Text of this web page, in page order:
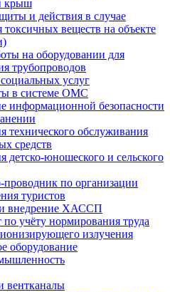
крыш
и действия в случае
веществ на объекте
на оборудовании для
трубопроводов
услуг
в системе ОМС
информационной безопасности
технического обслуживания
средств
детско-юношеского и сельского
проводник по организации
туристов
и внедрение ХАССП
учёту нормирования труда
излучения
оборудование
вентканалы